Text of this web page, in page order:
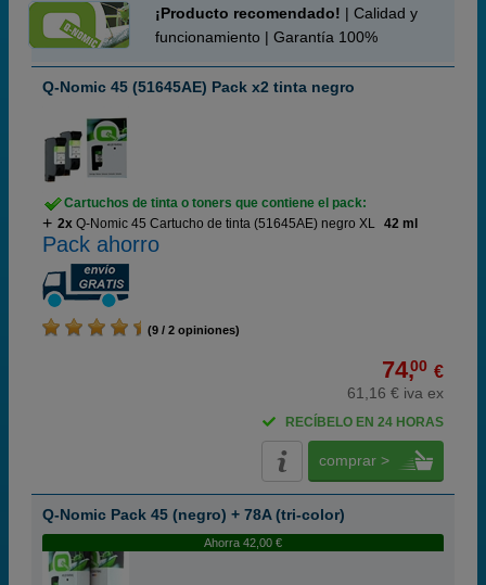
¡Producto recomendado! | Calidad y
funcionamiento | Garantía 100%
Q-Nomic 45 (51645AE) Pack x2 tinta negro
Cartuchos de tinta o toners que contiene el pack:
2x Q-Nomic 45 Cartucho de tinta (51645AE) negro XL 42 ml
Pack ahorro
(9 / 2 opiniones)
74,00 €
61,16 € iva ex
RECÍBELO EN 24 HORAS
comprar >
Q-Nomic Pack 45 (negro) + 78A (tri-color)
Ahorra 42,00 €